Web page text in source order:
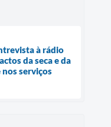
à rádio
da seca e da
serviços